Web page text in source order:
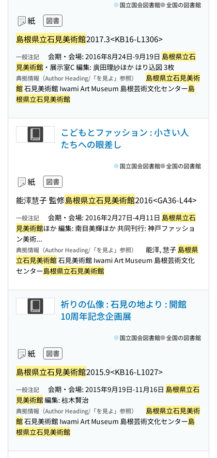
紙 図書
島根県立石見美術館2017.3<KB16-L1306>
国立国会図書館 全国の図書館
一般注記 会期・会場: 2016年8月24日-9月19日 島根県立石
見美術館 ・展示室C 編集: 廣田理紗ほか はり込図 3枚
典拠情報（Author Heading/「を見よ」参照）
島根県立石見美術
館石見美術館 Iwami Art Museum 島根芸術文化センター島
根県立石見美術館
こどもとファッション : 小さい人
たちへの眼差し
紙 図書
能澤慧子 監修島根県立石見美術館2016<GA36-L44>
国立国会図書館 全国の図書館
一般注記 会期・会場: 2016年2月27日-4月11日 島根県立石
見美術館ほか 編集: 南目美輝ほか 共同刊行: 神戸ファッショ
ン美術...
典拠情報（Author Heading/「を見よ」参照） 能澤, 慧子 島根県
立石見美術館石見美術館 Iwami Art Museum 島根芸術文化
センター島根県立石見美術館
祈りの仏像 : 石見の地より : 開館
10周年記念企画展
紙 図書
島根県立石見美術館2015.9<KB16-L1027>
国立国会図書館 全国の図書館
一般注記 会期・会場: 2015年9月19日-11月16日 島根県立石
見美術館編集: 椋木賢治
典拠情報（Author Heading/「を見よ」参照）
島根県立石見美術
館石見美術館 Iwami Art Museum 島根芸術文化センター島
根県立石見美術館